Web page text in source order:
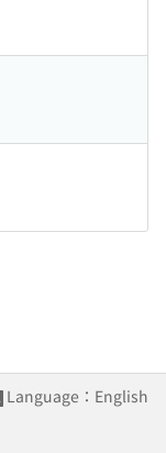
Language：English